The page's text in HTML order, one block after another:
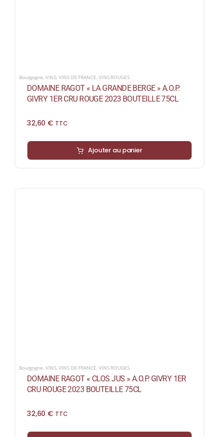
Bourgogne,VINS,VINS DE FRANCE,VINS ROUGES
DOMAINE RAGOT « LA GRANDE BERGE » A.O.P.
GIVRY 1ER CRU ROUGE 2023 BOUTEILLE 75CL
32,60 € TTC
Ajouter au panier
Bourgogne,VINS,VINS DE FRANCE,VINS ROUGES
DOMAINE RAGOT « CLOS JUS » A.O.P. GIVRY 1ER
CRU ROUGE 2023 BOUTEILLE 75CL
32,60 € TTC